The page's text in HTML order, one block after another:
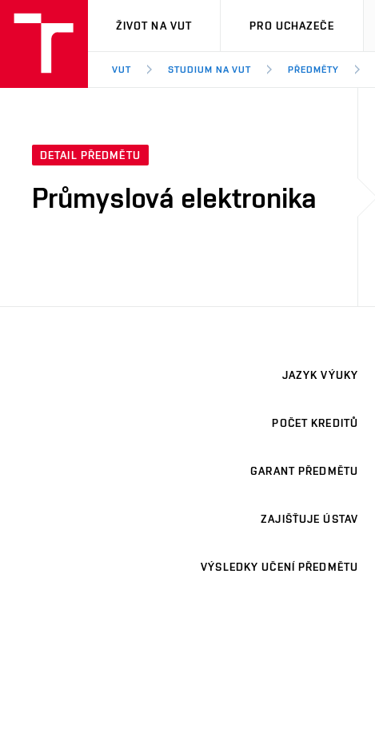
VUT
ŽIVOT NA VUT PRO UCHAZEČE
VUT STUDIUM NA VUT PŘEDMĚTY
DETAIL PŘEDMĚTU
Průmyslová elektronika
JAZYK VÝUKY
POČET KREDITŮ
GARANT PŘEDMĚTU
ZAJIŠŤUJE ÚSTAV
VÝSLEDKY UČENÍ PŘEDMĚTU